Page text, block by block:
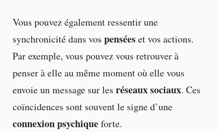
Vous pouvez également ressentir une
synchronicité dans vos penséeset vos actions.
Par exemple, vous pouvez vous retrouver à
penser à elle au même moment où elle vous
envoie un message sur les réseaux sociaux. Ces
coïncidences sont souvent le signe d’une
connexion psychiqueforte.